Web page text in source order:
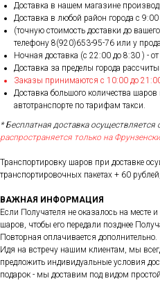
Доставка в нашем магазине
Доставка в любой район города c
(точную стоимость доставки до
телефону 8(920)653-95-76 или у
Ночная доставка (с 22:00 до 8:30 ) -
Доставка за пределы города
Заказы принимаются с 10:00 до
Доставка большого количества
автотранспорте по тарифам такси.
* Бесплатная доставка осуществляется
распространяется только на
Транспортировку шаров при доставке
транспортировочных пакетах + 60
ВАЖНАЯ ИНФОРМАЦИЯ
Если Получателя не оказалось на месте
шаров, чтобы его передали позднее
Повторная оплачивается дополнительно.
Идя на встречу нашим клиентам, мы
предложить индивидуальные условия
подарок - мы доставим под видом